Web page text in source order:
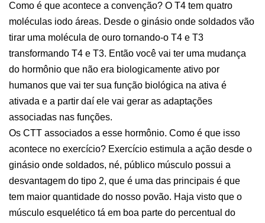
Como é que acontece a convenção? O T4 tem quatro
moléculas iodo áreas. Desde o ginásio onde soldados vão
tirar uma molécula de ouro tornando-o T4 e T3
transformando T4 e T3. Então você vai ter uma mudança
do hormônio que não era biologicamente ativo por
humanos que vai ter sua função biológica na ativa é
ativada e a partir daí ele vai gerar as adaptações
associadas nas funções.
Os CTT associados a esse hormônio. Como é que isso
acontece no exercício? Exercício estimula a ação desde o
ginásio onde soldados, né, público músculo possui a
desvantagem do tipo 2, que é uma das principais é que
tem maior quantidade do nosso povão. Haja visto que o
músculo esquelético tá em boa parte do percentual do